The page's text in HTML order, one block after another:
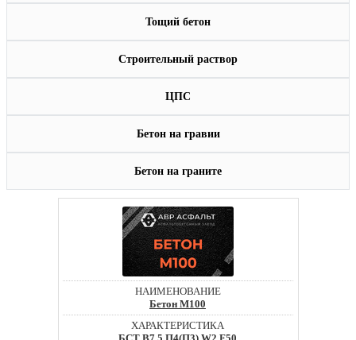
Тощий бетон
Строительный раствор
ЦПС
Бетон на гравии
Бетон на граните
Бетон М100